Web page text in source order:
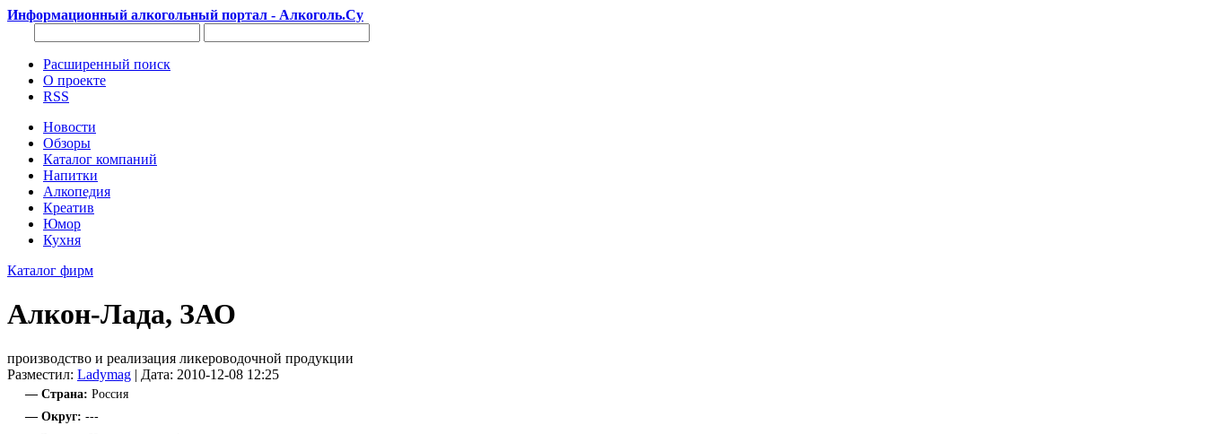
Информационный алкогольный портал - Алкоголь.Су
Расширенный поиск
О проекте
RSS
Новости
Обзоры
Каталог компаний
Напитки
Алкопедия
Креатив
Юмор
Кухня
Каталог фирм
Алкон-Лада, ЗАО
производство и реализация ликероводочной продукции
Разместил: Ladymag | Дата: 2010-12-08 12:25
— Страна: Россия
— Округ: ---